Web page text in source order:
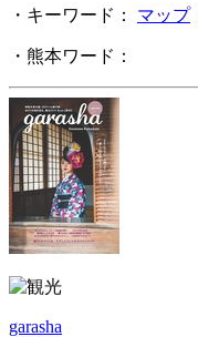
・キーワード： マップ
・熊本ワード：
garasha